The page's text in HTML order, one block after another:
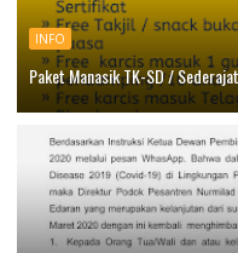
INFO
Paket Manasik TK-SD /